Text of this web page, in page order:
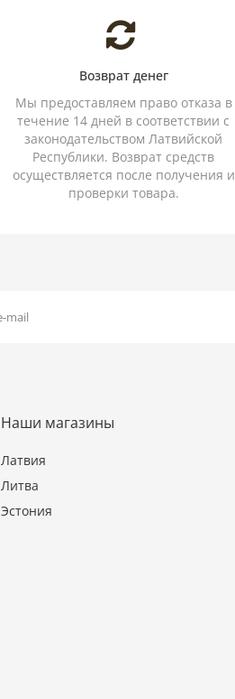
Возврат денег
Мы предоставляем право отказа в
течение 14 дней в соответствии с
законодательством Латвийской
Республики. Возврат средств
осуществляется после получения и
проверки товара.
Наши магазины
Латвия
Литва
Эстония